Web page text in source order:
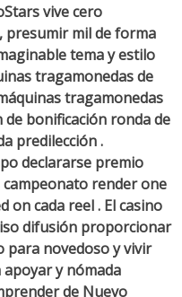
vive cero
presumir mil de forma
tema y estilo
tragamonedas de
tragamonedas
bonificación ronda de
predilección .
declararse premio
render one
on cada reel . El casino
difusión proporcionar
para novedoso y vivir
y nómada
de Nuevo